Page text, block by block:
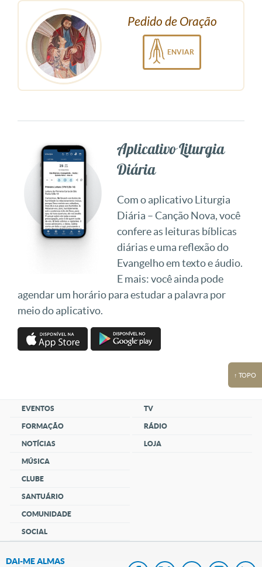
Pedido de Oração
ENVIAR
Aplicativo Liturgia
Diária
Com o aplicativo Liturgia
Diária – Canção Nova, você
confere as leituras bíblicas
diárias e uma reflexão do
Evangelho em texto e áudio.
E mais: você ainda pode
agendar um horário para estudar a palavra por
meio do aplicativo.
↑ TOPO
EVENTOS
FORMAÇÃO
NOTÍCIAS
MÚSICA
CLUBE
SANTUÁRIO
COMUNIDADE
SOCIAL
TV
RÁDIO
LOJA
DAI-ME ALMAS